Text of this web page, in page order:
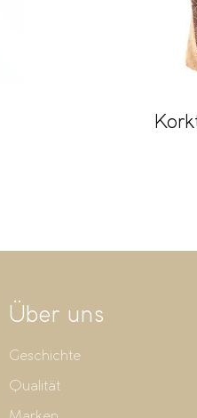
Über uns
Geschichte
Qualität